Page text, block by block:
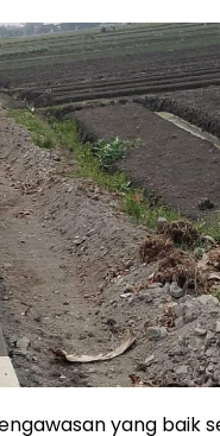
yang baik